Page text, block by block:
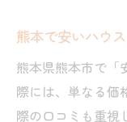
熊本で安いハウ
熊本県熊本市で「
際には、単なる価
際の口コミも重視